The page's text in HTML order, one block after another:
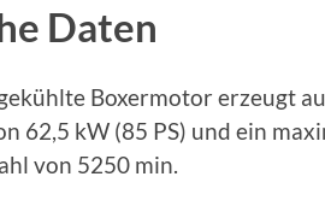
Daten
Boxermotor erzeugt
62,5 kW (85 PS) und ein
von 5250 min.